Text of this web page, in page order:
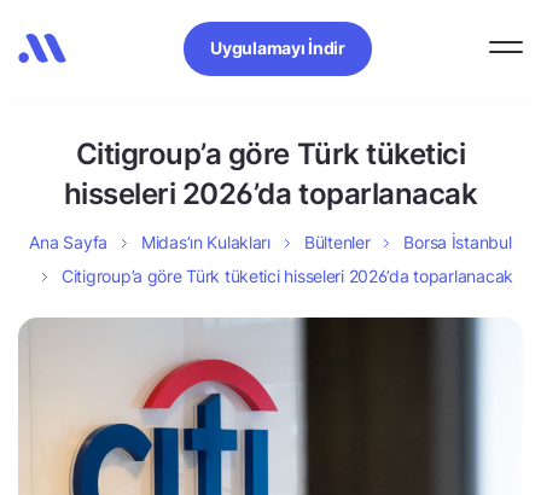
Uygulamayı İndir
Citigroup’a göre Türk tüketici
hisseleri 2026’da toparlanacak
Ana Sayfa Midas’ın Kulakları Bültenler
Borsa İstanbul
Citigroup’a göre Türk tüketici hisseleri 2026’da toparlanacak